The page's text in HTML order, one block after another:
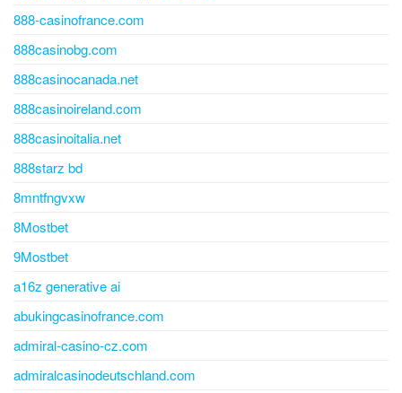
888-casinofrance.com
888casinobg.com
888casinocanada.net
888casinoireland.com
888casinoitalia.net
888starz bd
8mntfngvxw
8Mostbet
9Mostbet
a16z generative ai
abukingcasinofrance.com
admiral-casino-cz.com
admiralcasinodeutschland.com